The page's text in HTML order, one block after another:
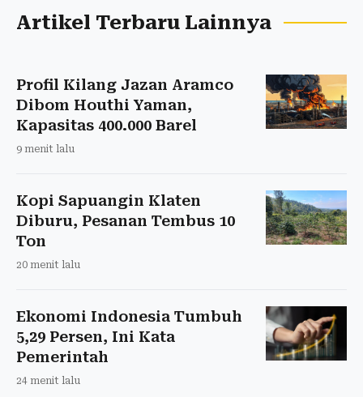
Artikel Terbaru Lainnya
Profil Kilang Jazan Aramco
Dibom Houthi Yaman,
Kapasitas 400.000 Barel
9 menit lalu
Kopi Sapuangin Klaten
Diburu, Pesanan Tembus 10
Ton
20 menit lalu
Ekonomi Indonesia Tumbuh
5,29 Persen, Ini Kata
Pemerintah
24 menit lalu